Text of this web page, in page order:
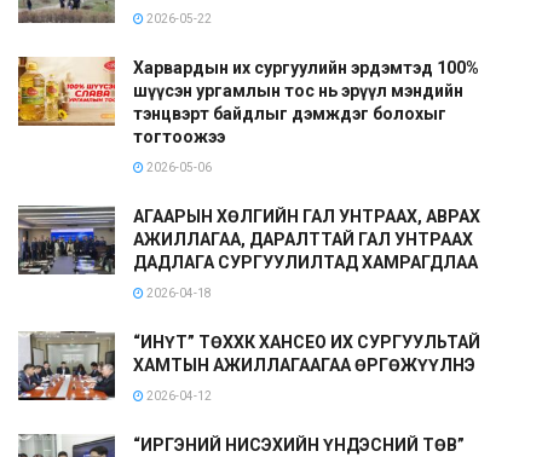
2026-05-22
Харвардын их сургуулийн эрдэмтэд 100%
шүүсэн ургамлын тос нь эрүүл мэндийн
тэнцвэрт байдлыг дэмждэг болохыг
тогтоожээ
2026-05-06
АГААРЫН ХӨЛГИЙН ГАЛ УНТРААХ, АВРАХ
АЖИЛЛАГАА, ДАРАЛТТАЙ ГАЛ УНТРААХ
ДАДЛАГА СУРГУУЛИЛТАД ХАМРАГДЛАА
2026-04-18
“ИНҮТ” ТӨХХК ХАНСЕО ИХ СУРГУУЛЬТАЙ
ХАМТЫН АЖИЛЛАГААГАА ӨРГӨЖҮҮЛНЭ
2026-04-12
“ИРГЭНИЙ НИСЭХИЙН ҮНДЭСНИЙ ТӨВ”